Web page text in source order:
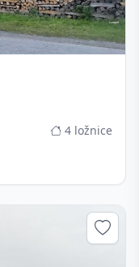
4 ložnice